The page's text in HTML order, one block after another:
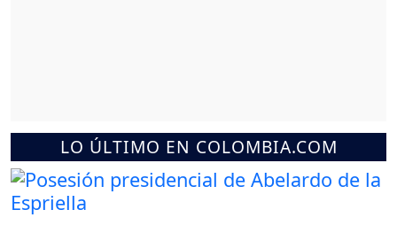
LO ÚLTIMO EN COLOMBIA.COM